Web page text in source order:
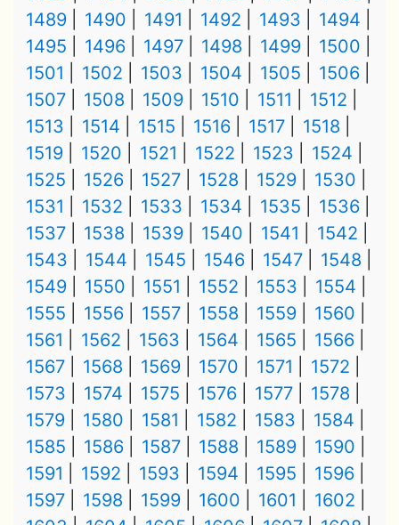
1489
1490 1491 1492 1493
1494
1495
1496 1497 1498 1499
1500
1501
1502 1503 1504 1505
1506
1507
1508 1509 1510 1511
1512
1513
1514 1515 1516 1517
1518
1519
1520 1521 1522 1523
1524
1525
1526 1527 1528 1529
1530
1531
1532 1533 1534 1535
1536
1537
1538 1539 1540 1541
1542
1543
1544 1545 1546 1547
1548
1549
1550 1551 1552 1553
1554
1555
1556 1557 1558 1559
1560
1561
1562 1563 1564 1565
1566
1567
1568 1569 1570 1571
1572
1573
1574 1575 1576 1577
1578
1579
1580 1581 1582 1583
1584
1585
1586 1587 1588 1589
1590
1591
1592 1593 1594 1595
1596
1597
1598 1599 1600 1601
1602